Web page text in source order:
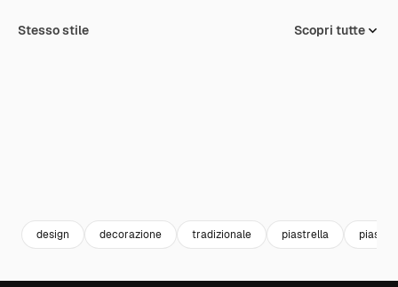
Stesso stile Scopri tutte
design decorazione tradizionale piastrella